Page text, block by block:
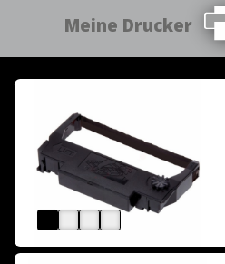
Meine Drucker